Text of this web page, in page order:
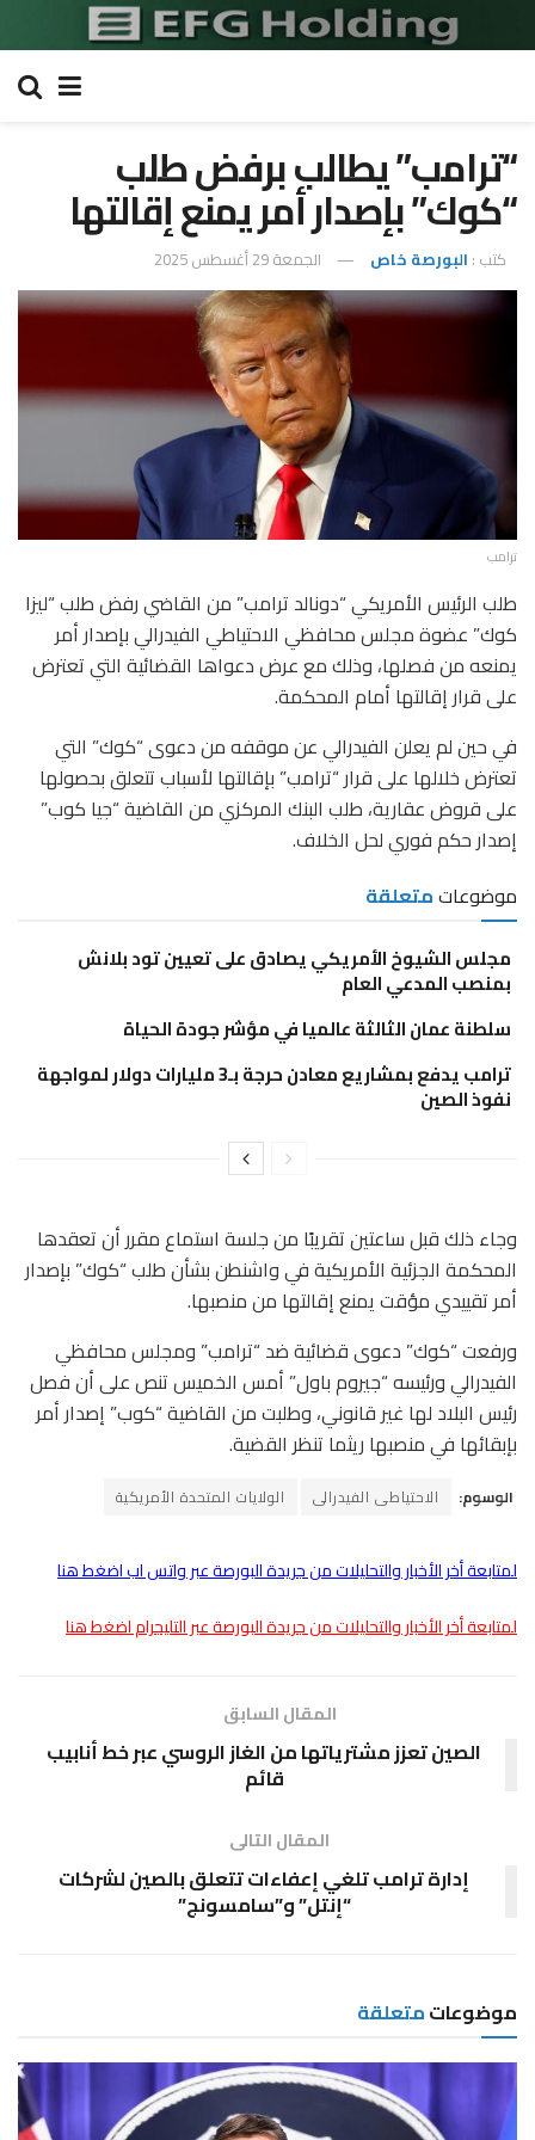
“ترامب” يطالب برفض طلب
“كوك” بإصدار أمر يمنع إقالتها
كتب : البورصة خاص الجمعة 29 أغسطس 2025
ترامب
طلب الرئيس الأمريكي “دونالد ترامب” من القاضي رفض طلب “ليزا
كوك” عضوة مجلس محافظي الاحتياطي الفيدرالي بإصدار أمر
يمنعه من فصلها، وذلك مع عرض دعواها القضائية التي تعترض
على قرار إقالتها أمام المحكمة.
في حين لم يعلن الفيدرالي عن موقفه من دعوى “كوك” التي
تعترض خلالها على قرار “ترامب” بإقالتها لأسباب تتعلق بحصولها
على قروض عقارية، طلب البنك المركزي من القاضية “جيا كوب”
إصدار حكم فوري لحل الخلاف.
موضوعاتمتعلقة
مجلس الشيوخ الأمريكي يصادق على تعيين تود بلانش
بمنصب المدعي العام
سلطنة عمان الثالثة عالميا في مؤشر جودة الحياة
ترامب يدفع بمشاريع معادن حرجة بـ3 مليارات دولار لمواجهة
نفوذ الصين
وجاء ذلك قبل ساعتين تقريبًا من جلسة استماع مقرر أن تعقدها
المحكمة الجزئية الأمريكية في واشنطن بشأن طلب “كوك” بإصدار
أمر تقييدي مؤقت يمنع إقالتها من منصبها.
ورفعت “كوك” دعوى قضائية ضد “ترامب” ومجلس محافظي
الفيدرالي ورئيسه “جيروم باول” أمس الخميس تنص على أن فصل
رئيس البلاد لها غير قانوني، وطلبت من القاضية “كوب” إصدار أمر
بإبقائها في منصبها ريثما تنظر القضية.
الوسوم: الاحتياطى الفيدرالى الولايات المتحدة الأمريكية
لمتابعة أخر الأخبار والتحليلات من جريدة البورصة عبر واتس اب اضغط هنا
لمتابعة أخر الأخبار والتحليلات من جريدة البورصة عبر التليجرام اضغط هنا
المقال السابق
الصين تعزز مشترياتها من الغاز الروسي عبر خط أنابيب
قائم
المقال التالى
إدارة ترامب تلغي إعفاءات تتعلق بالصين لشركات
“إنتل” و”سامسونج”
موضوعاتمتعلقة